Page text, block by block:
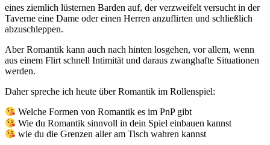
eines ziemlich lüsternen Barden auf, der verzweifelt versucht in der
Taverne eine Dame oder einen Herren anzuflirten und schließlich
abzuschleppen.
Aber Romantik kann auch nach hinten losgehen, vor allem, wenn
aus einem Flirt schnell Intimität und daraus zwanghafte Situationen
werden.
Daher spreche ich heute über Romantik im Rollenspiel:
Welche Formen von Romantik es im PnP gibt
Wie du Romantik sinnvoll in dein Spiel einbauen kannst
wie du die Grenzen aller am Tisch wahren kannst